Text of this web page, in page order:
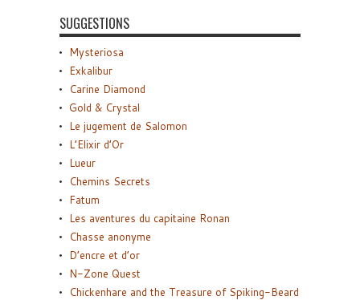
SUGGESTIONS
Mysteriosa
Exkalibur
Carine Diamond
Gold & Crystal
Le jugement de Salomon
L’Elixir d’Or
Lueur
Chemins Secrets
Fatum
Les aventures du capitaine Ronan
Chasse anonyme
D’encre et d’or
N-Zone Quest
Chickenhare and the Treasure of Spiking-Beard